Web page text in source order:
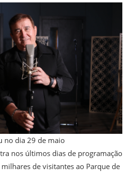
no dia 29 de maio
nos últimos dias de programação
de visitantes ao Parque de